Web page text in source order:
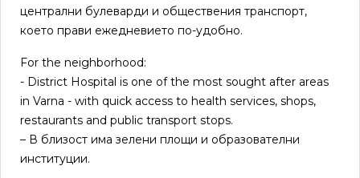
централни булеварди и обществения транспорт,
което прави ежедневието по-удобно.
For the neighborhood:
- District Hospital is one of the most sought after areas
in Varna - with quick access to health services, shops,
restaurants and public transport stops.
– В близост има зелени площи и образователни
институции.